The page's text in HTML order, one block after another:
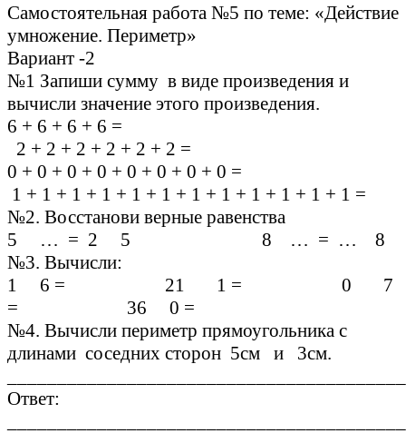
Самостоятельная работа №5 по теме: «Действие
умножение. Периметр»
Вариант -2
№1 Запиши сумму в виде произведения и
вычисли значение этого произведения.
6 + 6 + 6 + 6 =
2 + 2 + 2 + 2 + 2 + 2 =
0 + 0 + 0 + 0 + 0 + 0 + 0 + 0 =
1 + 1 + 1 + 1 + 1 + 1 + 1 + 1 + 1 + 1 + 1 + 1 =
№2. Восстанови верные равенства
5 … = 2 5 8 … = … 8
№3. Вычисли:
1 6 = 21 1 = 0 7
= 36 0 =
№4. Вычисли периметр прямоугольника с
длинами соседних сторон 5см и 3см.
Ответ: